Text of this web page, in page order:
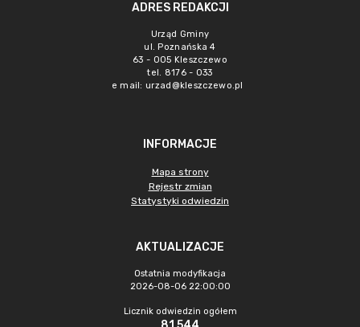
ADRES REDAKCJI
Urząd Gminy
ul. Poznańska 4
63 - 005 Kleszczewo
tel. 8176 - 033
e mail: urzad@kleszczewo.pl
INFORMACJE
Mapa strony
Rejestr zmian
Statystyki odwiedzin
AKTUALIZACJE
Ostatnia modyfikacja
2026-08-06 22:00:00
Licznik odwiedzin ogółem